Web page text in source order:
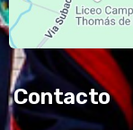
Contacto